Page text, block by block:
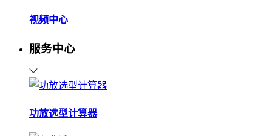
视频中心
服务中心
功放选型计算器